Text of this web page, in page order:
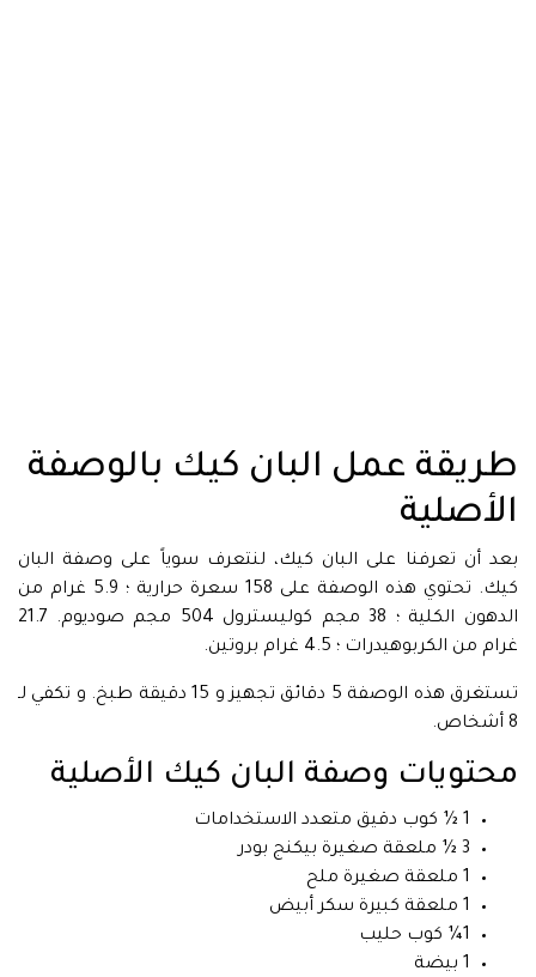
طريقة عمل البان كيك بالوصفة
الأصلية
بعد أن تعرفنا على البان كيك، لنتعرف سوياً على وصفة البان
كيك. تحتوي هذه الوصفة على 158 سعرة حرارية ؛ 5.9 غرام من
الدهون الكلية ؛ 38 مجم كوليسترول 504 مجم صوديوم. 21.7
غرام من الكربوهيدرات ؛ 4.5 غرام بروتين.
تستغرق هذه الوصفة 5 دقائق تجهيز و 15 دقيقة طبخ. و تكفي لـ
8 أشخاص.
محتويات وصفة البان كيك الأصلية
1 ½ كوب دقيق متعدد الاستخدامات
3 ½ ملعقة صغيرة بيكنج بودر
1 ملعقة صغيرة ملح
1 ملعقة كبيرة سكر أبيض
1¼ كوب حليب
1 بيضة